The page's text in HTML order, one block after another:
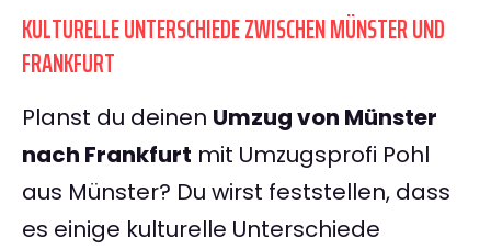
KULTURELLE UNTERSCHIEDE ZWISCHEN MÜNSTER UND
FRANKFURT
Planst du deinen Umzug von Münster
nach Frankfurt mit Umzugsprofi Pohl
aus Münster? Du wirst feststellen, dass
es einige kulturelle Unterschiede